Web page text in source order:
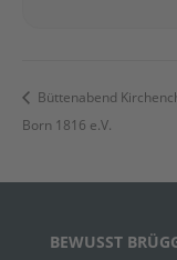
Büttenabend
Born 1816 e.V.
BEWUSST